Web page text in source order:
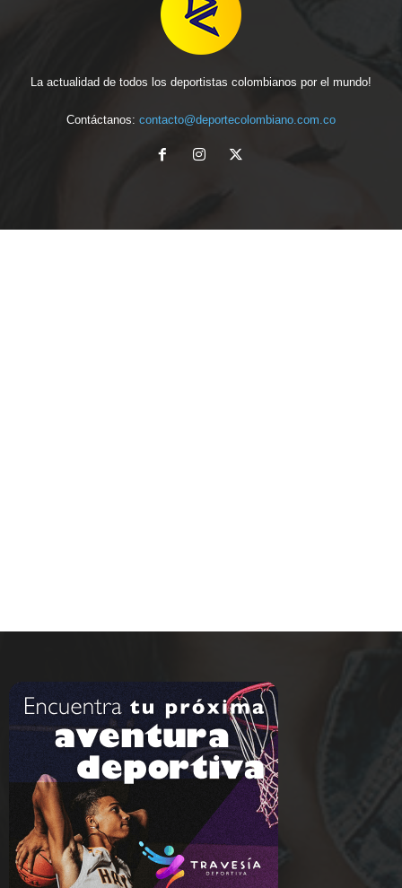
La actualidad de todos los deportistas colombianos por el mundo!
Contáctanos: contacto@deportecolombiano.com.co